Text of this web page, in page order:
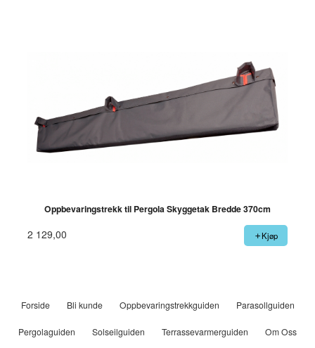
Oppbevaringstrekk til Pergola Skyggetak Bredde 370cm
2 129,00 Kjøp
Forside Bli kunde Oppbevaringstrekkguiden Parasollguiden
Pergolaguiden Solseilguiden Terrassevarmerguiden Om Oss